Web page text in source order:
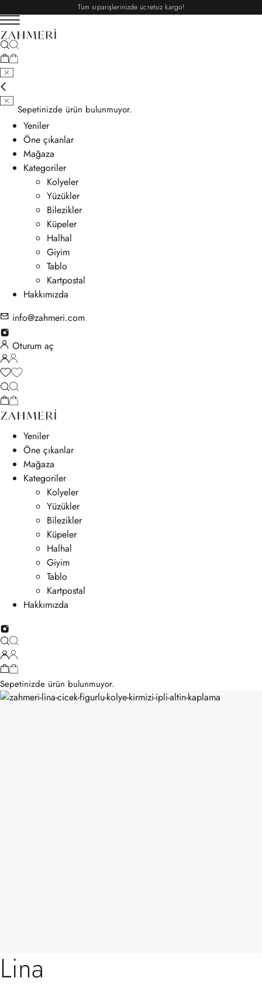
Tüm siparişlerinizde ücretsiz kargo!
Sepetinizde ürün bulunmuyor.
Yeniler
Öne çıkanlar
Mağaza
Kategoriler
Kolyeler
Yüzükler
Bilezikler
Küpeler
Halhal
Giyim
Tablo
Kartpostal
Hakkımızda
info@zahmeri.com
Oturum aç
Yeniler
Öne çıkanlar
Mağaza
Kategoriler
Kolyeler
Yüzükler
Bilezikler
Küpeler
Halhal
Giyim
Tablo
Kartpostal
Hakkımızda
Sepetinizde ürün bulunmuyor.
Lina